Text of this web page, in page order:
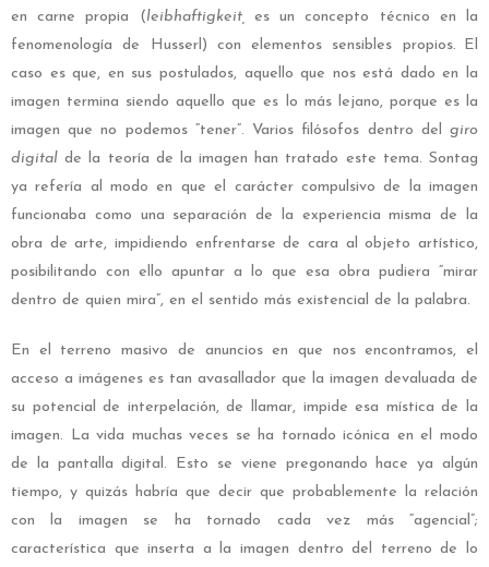
en carne propia (leibhaftigkeit, es un concepto técnico en la
fenomenología de Husserl) con elementos sensibles propios.
El
caso es que, en sus postulados, aquello que nos está dado en la
imagen termina siendo aquello que es lo más lejano, porque es la
imagen que no podemos “tener”. Varios filósofos dentro del giro
digital de la teoría de la imagen han tratado este tema. Sontag
ya refería al modo en que el carácter compulsivo de la imagen
funcionaba como una separación de la experiencia misma de la
obra de arte, impidiendo enfrentarse de cara al objeto artístico,
posibilitando con ello apuntar a lo que esa obra pudiera “mirar
dentro de quien mira”, en el sentido más existencial de la palabra.
En el terreno masivo de anuncios en que nos encontramos, el
acceso a imágenes es tan avasallador que la imagen devaluada de
su potencial de interpelación, de llamar, impide esa mística de la
imagen. La vida muchas veces se ha tornado icónica en el modo
de la pantalla digital. Esto se viene pregonando hace ya algún
tiempo, y quizás habría que decir que probablemente la relación
con la imagen se ha tornado cada vez más “agencial”;
característica que inserta a la imagen dentro del terreno de lo